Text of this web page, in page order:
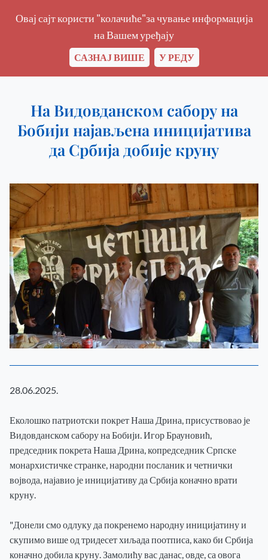
На Видовданском сабору на
Бобији најављена иницијатива
да Србија добије круну
28.06.2025.
Еколошко патриотски покрет Наша Дрина, присуствовао је
Видовданском сабору на Бобији. Игор Брауновић,
председник покрета Наша Дрина, копредседник Српске
монархистичке странке, народни посланик и четнички
војвода, најавио је иницијативу да Србија коначно врати
круну.
"Донели смо одлуку да покренемо народну иницијатину и
скупимо више од тридесет хиљада поотписа, како би Србија
коначно добила круну. Замолићу вас данас, овде, са овога
Овај сајт користи "колачиће"за чување информација
на Вашем уређају
САЗНАЈ ВИШЕ У РЕДУ